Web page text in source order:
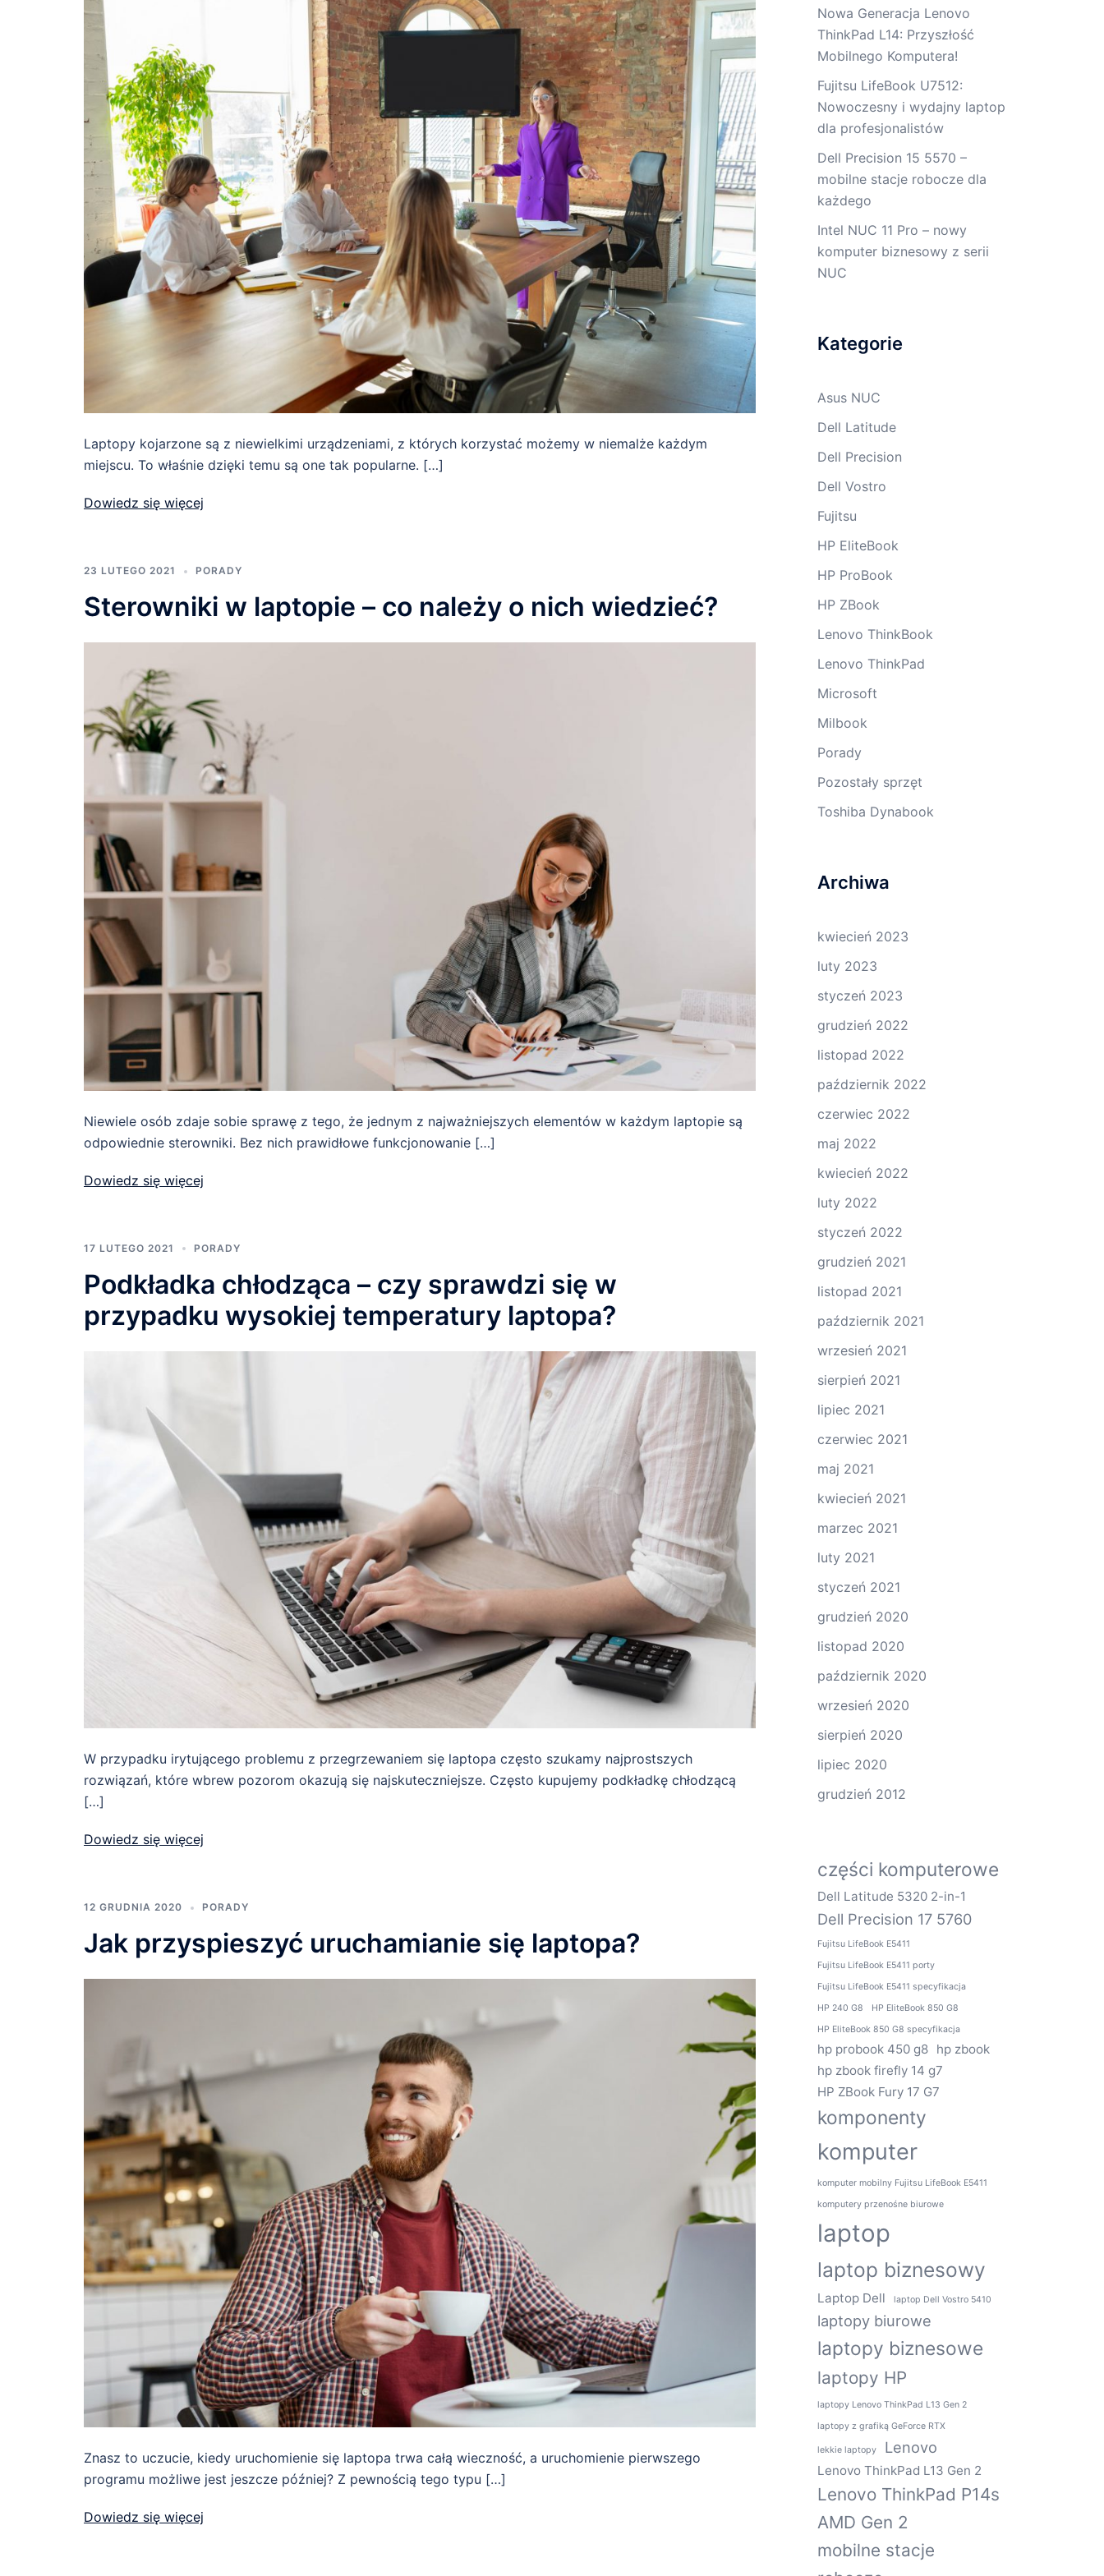
Laptopy kojarzone są z niewielkimi urządzeniami, z których korzystać możemy w niemalże każdym
miejscu. To właśnie dzięki temu są one tak popularne. […]
Dowiedz się więcej
23 LUTEGO 2021 PORADY
Sterowniki w laptopie – co należy o nich wiedzieć?
Niewiele osób zdaje sobie sprawę z tego, że jednym z najważniejszych elementów w każdym laptopie są
odpowiednie sterowniki. Bez nich prawidłowe funkcjonowanie […]
Dowiedz się więcej
17 LUTEGO 2021 PORADY
Podkładka chłodząca – czy sprawdzi się w
przypadku wysokiej temperatury laptopa?
W przypadku irytującego problemu z przegrzewaniem się laptopa często szukamy najprostszych
rozwiązań, które wbrew pozorom okazują się najskuteczniejsze. Często kupujemy podkładkę chłodzącą
[…]
Dowiedz się więcej
12 GRUDNIA 2020 PORADY
Jak przyspieszyć uruchamianie się laptopa?
Znasz to uczucie, kiedy uruchomienie się laptopa trwa całą wieczność, a uruchomienie pierwszego
programu możliwe jest jeszcze później? Z pewnością tego typu […]
Dowiedz się więcej
Nowa Generacja Lenovo
ThinkPad L14: Przyszłość
Mobilnego Komputera!
Fujitsu LifeBook U7512:
Nowoczesny i wydajny laptop
dla profesjonalistów
Dell Precision 15 5570 –
mobilne stacje robocze dla
każdego
Intel NUC 11 Pro – nowy
komputer biznesowy z serii
NUC
Kategorie
Asus NUC
Dell Latitude
Dell Precision
Dell Vostro
Fujitsu
HP EliteBook
HP ProBook
HP ZBook
Lenovo ThinkBook
Lenovo ThinkPad
Microsoft
Milbook
Porady
Pozostały sprzęt
Toshiba Dynabook
Archiwa
kwiecień 2023
luty 2023
styczeń 2023
grudzień 2022
listopad 2022
październik 2022
czerwiec 2022
maj 2022
kwiecień 2022
luty 2022
styczeń 2022
grudzień 2021
listopad 2021
październik 2021
wrzesień 2021
sierpień 2021
lipiec 2021
czerwiec 2021
maj 2021
kwiecień 2021
marzec 2021
luty 2021
styczeń 2021
grudzień 2020
listopad 2020
październik 2020
wrzesień 2020
sierpień 2020
lipiec 2020
grudzień 2012
części komputerowe
Dell Latitude 5320 2-in-1
Dell Precision 17 5760
Fujitsu LifeBook E5411
Fujitsu LifeBook E5411 porty
Fujitsu LifeBook E5411 specyfikacja
HP 240 G8
HP EliteBook 850 G8
HP EliteBook 850 G8 specyfikacja
hp probook 450 g8
hp zbook
hp zbook firefly 14 g7
HP ZBook Fury 17 G7
komponenty
komputer
komputer mobilny Fujitsu LifeBook E5411
komputery przenośne biurowe
laptop
laptop biznesowy
Laptop Dell laptop Dell Vostro 5410
laptopy biurowe
laptopy biznesowe
laptopy HP
laptopy Lenovo ThinkPad L13 Gen 2
laptopy z grafiką GeForce RTX
lekkie laptopy Lenovo
Lenovo ThinkPad L13 Gen 2
Lenovo ThinkPad P14s
AMD Gen 2
mobilne stacje